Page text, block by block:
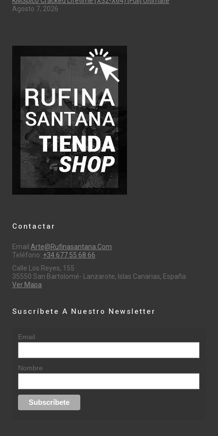
Agosto 7, 2026
Contactar
Email:Arte@rufinasantana.com
Teléfono: +34 677 55 68 66
Calle Los Reyes, 155
35550 San Bartolomé- Lanzarote, Islas Canarias, España.
Ver Mapa
Suscríbete A Nuestro Newsletter
Email
Nombre